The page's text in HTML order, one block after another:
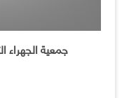
جمعية الجهراء